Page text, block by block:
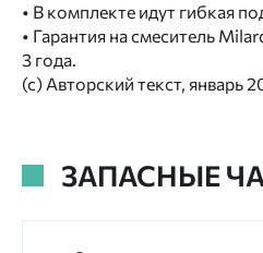
• В комплекте идут гибкая
• Гарантия на смеситель
3 года.
(с) Авторский текст, январь
ЗАПАСНЫЕ